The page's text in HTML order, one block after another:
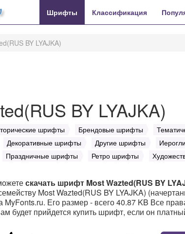
Шрифты Классификация
BY LYAJKA)
BY LYAJKA)
шрифты Брендовые шрифты
Декоративные шрифты Другие шрифты
Праздничные шрифты Ретро шрифты
скачать шрифт Most Wazted(RUS BY
Most Wazted(RUS BY LYAJKA)
MyFonts.ru. Его размер - всего 40.87 KB Все
будет прийдется купить шрифт, если он